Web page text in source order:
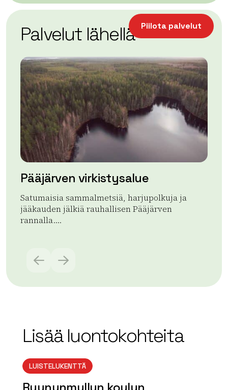
−
Leaflet| ©OpenStreetMap
Piilota palvelut
Palvelut lähellä
Pääjärven virkistysalue
Satumaisia sammalmetsiä, harjupolkuja ja
jääkauden jälkiä rauhallisen Pääjärven
rannalla....
Lisää luontokohteita
LUISTELUKENTTÄ